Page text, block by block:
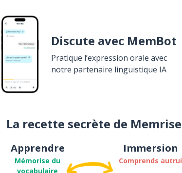
Discute avec MemBot
Pratique l’expression orale avec
notre partenaire linguistique IA
La recette secrète de Memrise
Apprendre
Mémorise du
vocabulaire
Immersion
Comprends autrui